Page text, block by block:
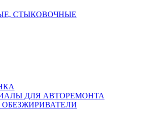
СТЫКОВОЧНЫЕ
ДЛЯ АВТОРЕМОНТА
ОБЕЗЖИРИВАТЕЛИ